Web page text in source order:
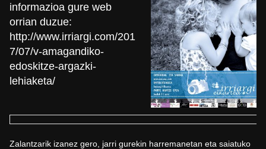
informazioa gure web
orrian duzue:
http://www.irriargi.com/201
7/07/v-amagandiko-
edoskitze-argazki-
lehiaketa/
Zalantzarik izanez gero, jarri gurekin harremanetan eta saiatuko